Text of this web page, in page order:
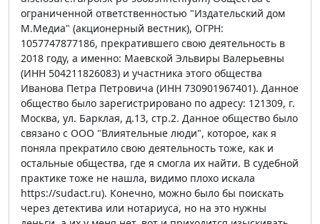
ограниченной ответственностью "Издательский дом
М.Медиа" (акционерный вестник), ОГРН:
1057747877186, прекратившего свою деятельность в
2018 году, а именно: Маевской Эльвиры Валерьевны
(ИНН 504211826083) и участника этого общества
Иванова Петра Петровича (ИНН 730901967401). Данное
общество было зарегистрировано по адресу: 121309, г.
Москва, ул. Барклая, д.13, стр.2. Данное общество было
связано с ООО "Влиятельные люди", которое, как я
поняла прекратило свою деятельность тоже, как и
остальные общества, где я смогла их найти. В судебной
практике тоже не нашла, видимо плохо искала
https://sudact.ru). Конечно, можно было бы поискать
через детектива или нотариуса, но на это нужны